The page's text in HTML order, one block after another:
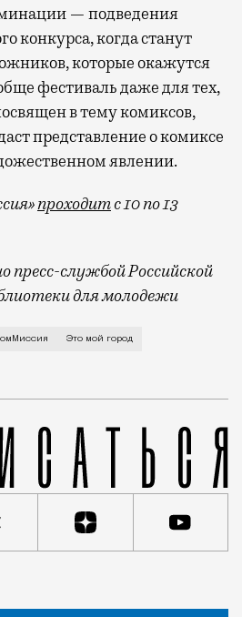
— подведения
конкурса, когда станут
которые окажутся
фестиваль даже для тех,
в тему комиксов,
представление о комиксе
явлении.
проходитс 10 по 13
пресс-службой Российской
для молодежи
Хихуса и о том, в каких
Это мой город